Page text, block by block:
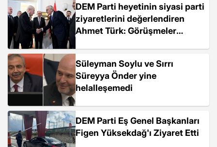
DEM Parti heyetinin siyasi parti
ziyaretlerini değerlendiren
Ahmet Türk: Görüşmeler
Süleyman Soylu ve Sırrı
Süreyya Önder yine
helalleşemedi
DEM Parti Eş Genel Başkanları
Figen Yüksekdağ'ı Ziyaret Etti